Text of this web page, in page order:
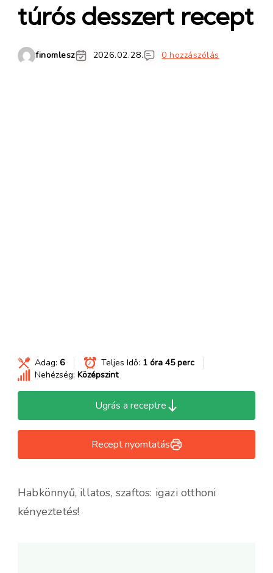
túrós desszert recept
finomlesz 2026.02.28. 0 hozzászólás
Adag: 6 Teljes Idő: 1 óra 45 perc
Nehézség: Középszint
Ugrás a receptre
Recept nyomtatás
Habkönnyű, illatos, szaftos: igazi otthoni
kényeztetés!